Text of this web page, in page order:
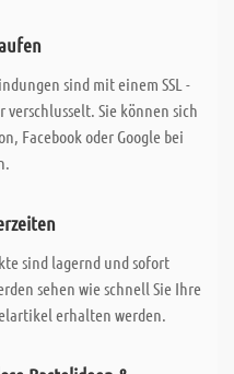
sind mit einem SSL -
Sie können sich
Facebook oder Google bei
sind lagernd und sofort
sehen wie schnell Sie Ihre
erhalten werden.